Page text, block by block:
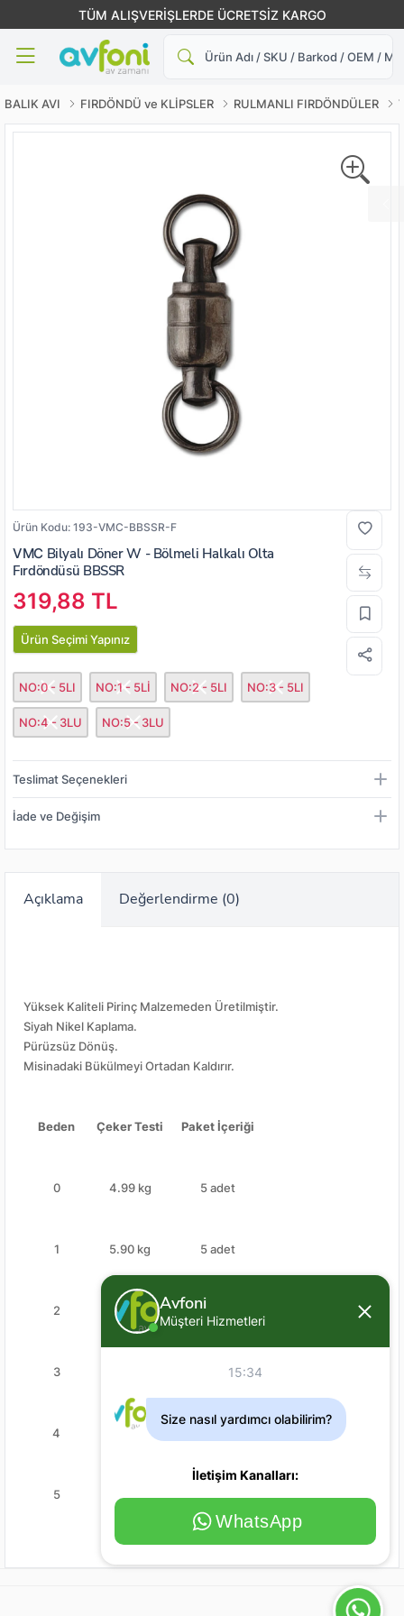
TÜM ALIŞVERİŞLERDE ÜCRETSİZ KARGO
BALIK AVI FIRDÖNDÜ ve KLİPSLER RULMANLI FIRDÖNDÜLER
Ürün Kodu: 193-VMC-BBSSR-F
VMCBilyalı Döner W - Bölmeli Halkalı Olta
Fırdöndüsü BBSSR
319,88 TL
Ürün Seçimi Yapınız
NO:0 - 5LI NO:1 - 5Lİ NO:2 - 5LI NO:3 - 5LI
NO:4 - 3LU NO:5 - 3LU
Teslimat Seçenekleri
İade ve Değişim
Açıklama Değerlendirme (0)
Yüksek Kaliteli Pirinç Malzemeden Üretilmiştir.
Siyah Nikel Kaplama.
Pürüzsüz Dönüş.
Misinadaki Bükülmeyi Ortadan Kaldırır.
Beden Çeker Testi Paket İçeriği
0 4.99 kg 5 adet
1 5.90 kg 5 adet
2 8.17 kg 5 adet
3 5 adet
4 11.79 kg
5
Avfoni
Müşteri Hizmetleri
15:34
Size nasıl yardımcı olabilirim?
İletişim Kanalları:
WhatsApp